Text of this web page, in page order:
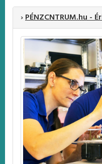
›PÉNZCNTRUM.hu -